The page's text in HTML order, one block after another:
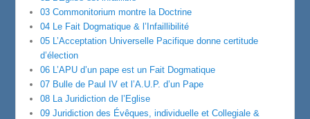
03 Commonitorium montre la Doctrine
04 Le Fait Dogmatique & l’Infaillibilité
05 L’Acceptation Universelle Pacifique donne certitude
d’élection
06 L’APU d’un pape est un Fait Dogmatique
07 Bulle de Paul IV et l’A.U.P. d’un Pape
08 La Juridiction de l’Eglise
09 Juridiction des Évêques, individuelle et Collegiale &